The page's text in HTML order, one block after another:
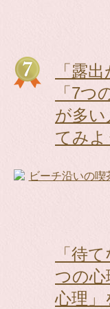
「露
「7つ
が多い
てみよ
「待
つの
心理」